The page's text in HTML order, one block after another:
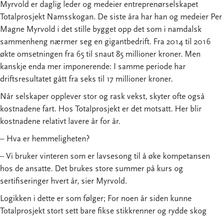
Myrvold er daglig leder og medeier entreprenørselskapet
Totalprosjekt Namsskogan. De siste åra har han og medeier Per
Magne Myrvold i det stille bygget opp det som i namdalsk
sammenheng nærmer seg en gigantbedrift. Fra 2014 til 2016
økte omsetningen fra 65 til snaut 85 millioner kroner. Men
kanskje enda mer imponerende: I samme periode har
driftsresultatet gått fra seks til 17 millioner kroner.
Når selskaper opplever stor og rask vekst, skyter ofte også
kostnadene fart. Hos Totalprosjekt er det motsatt. Her blir
kostnadene relativt lavere år for år.
– Hva er hemmeligheten?
– Vi bruker vinteren som er lavsesong til å øke kompetansen
hos de ansatte. Det brukes store summer på kurs og
sertifiseringer hvert år, sier Myrvold.
Logikken i dette er som følger; For noen år siden kunne
Totalprosjekt stort sett bare fikse stikkrenner og rydde skog